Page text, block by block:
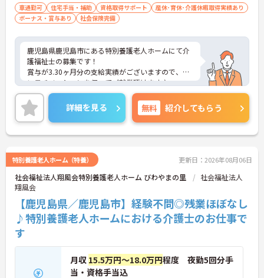
車通勤可 住宅手当・補助 資格取得サポート
産休･育休･介護休暇取得実績あり
ボーナス・賞与あり
社会保険完備
鹿児島県鹿児島市にある特別養護老人ホームにて介
護福祉士の募集です！
賞与が3.30ヶ月分の支給実績がございますので、高
いモチベーションを保ってご就業頂けます♪
ご興味のある方には、面接対策ポイントなど、さら
に詳細をお話しいたしますのでお気軽にご相談くだ
さい！
詳細を見る 無料 紹介してもらう
特別養護老人ホーム（特養） 更新日：2026年08月06日
社会福祉法人翔風会特別養護老人ホーム びわやまの里
社会福祉法人
翔風会
【鹿児島県／鹿児島市】経験不問◎残業ほぼなし
♪特別養護老人ホームにおける介護士のお仕事で
す
月収 15.5万円～18.0万円程度 夜勤5回分手
当・資格手当込